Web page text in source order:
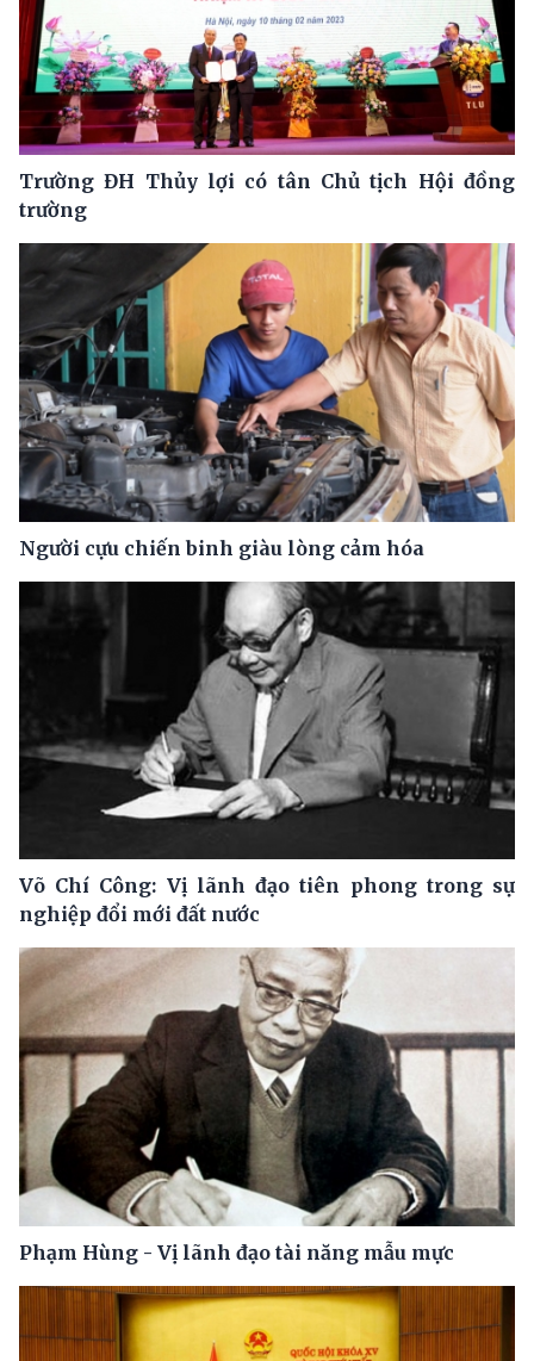
Trường ĐH Thủy lợi có tân Chủ tịch Hội đồng
trường
Người cựu chiến binh giàu lòng cảm hóa
Võ Chí Công: Vị lãnh đạo tiên phong trong sự
nghiệp đổi mới đất nước
Phạm Hùng - Vị lãnh đạo tài năng mẫu mực